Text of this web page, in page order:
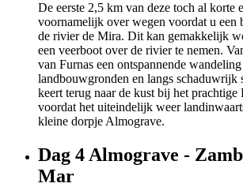
De eerste 2,5 km van deze toch al korte
voornamelijk over wegen voordat u een
de rivier de Mira. Dit kan gemakkelijk
een veerboot over de rivier te nemen.
van Furnas een ontspannende
landbouwgronden en langs schaduwrijk
keert terug naar de kust bij het
voordat het uiteindelijk weer
kleine dorpje Almograve.
Dag 4 Almograve -
Mar